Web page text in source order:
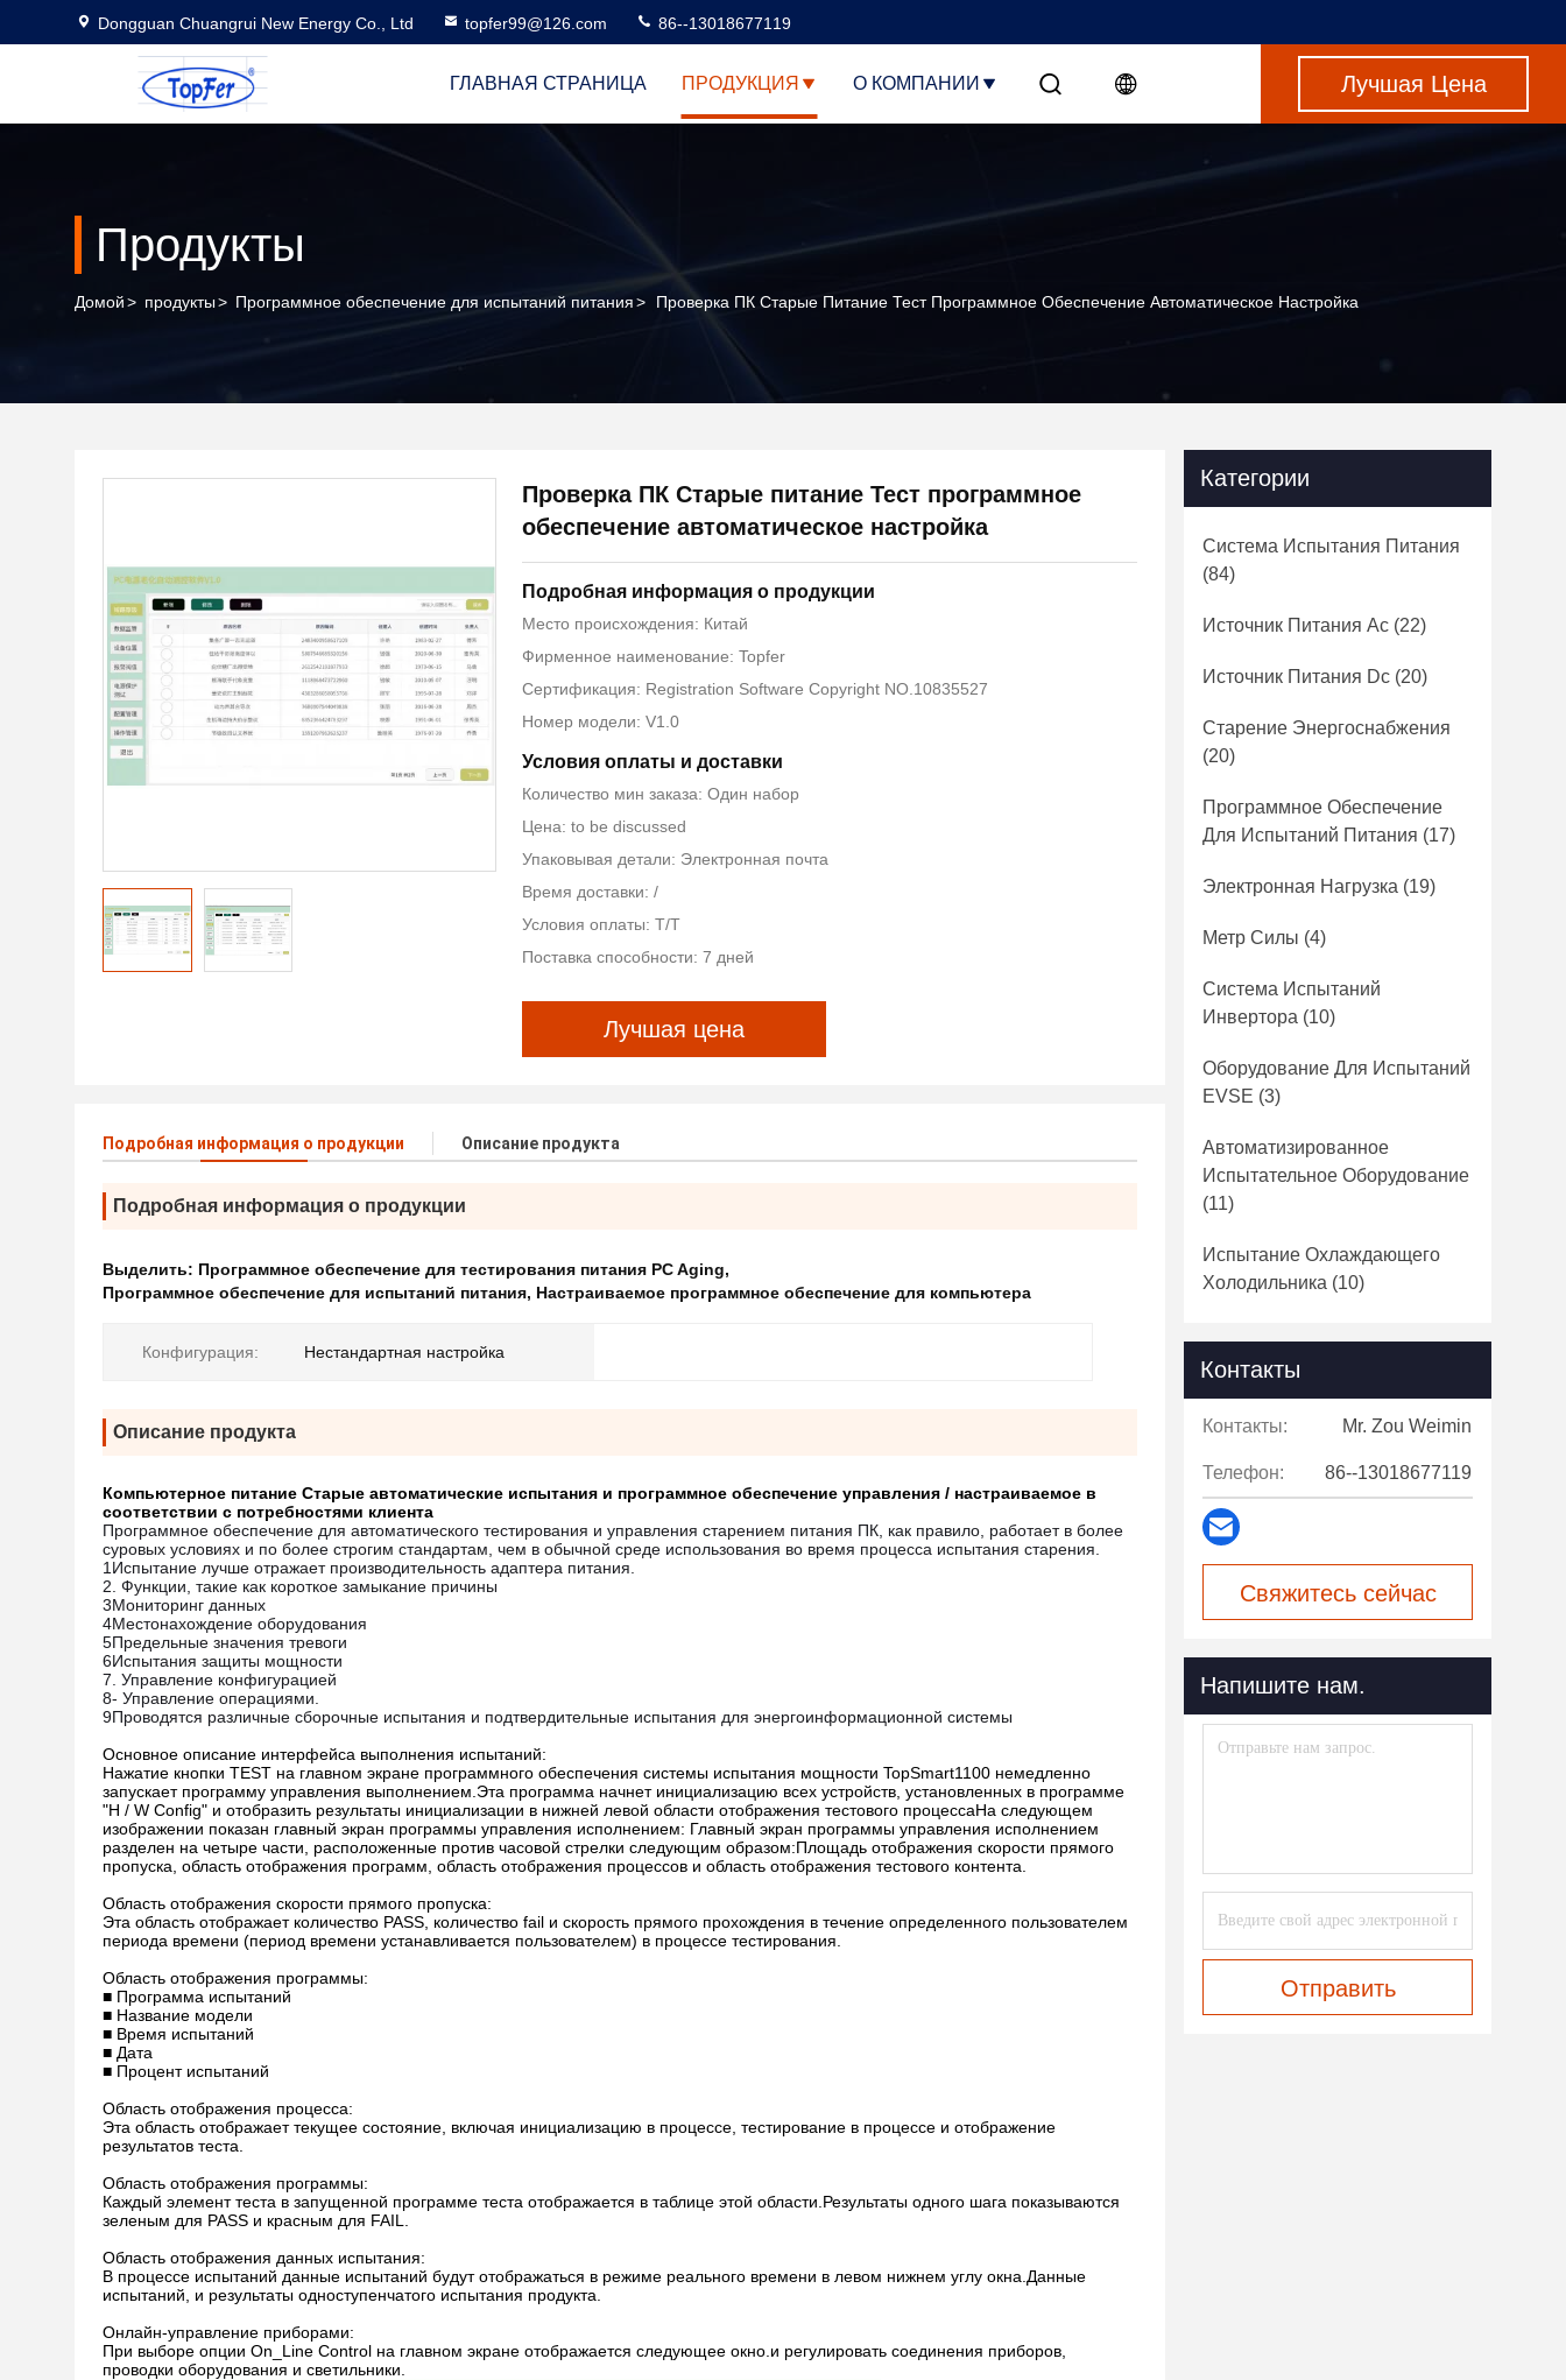
Dongguan Chuangrui New Energy Co., Ltd topfer99@126.com 86--13018677119
ГЛАВНАЯ СТРАНИЦА ПРОДУКЦИЯ О КОМПАНИИ Лучшая Цена
Продукты
Домой> продукты> Программное обеспечение для испытаний питания> Проверка ПК Старые Питание Тест Программное Обеспечение Автоматическое Настройка
Проверка ПК Старые питание Тест программное
обеспечение автоматическое настройка
Подробная информация о продукции
Место происхождения: Китай
Фирменное наименование: Topfer
Сертификация: Registration Software Copyright NO.10835527
Номер модели: V1.0
Условия оплаты и доставки
Количество мин заказа: Один набор
Цена: to be discussed
Упаковывая детали: Электронная почта
Время доставки: /
Условия оплаты: T/T
Поставка способности: 7 дней
Лучшая цена
Подробная информация о продукции Описание продукта
Подробная информация о продукции
Выделить: Программное обеспечение для тестирования питания PC Aging,
Программное обеспечение для испытаний питания, Настраиваемое программное обеспечение для компьютера
Конфигурация: Нестандартная настройка
Описание продукта
Компьютерное питание Старые автоматические испытания и программное обеспечение управления / настраиваемое в
соответствии с потребностями клиента
Программное обеспечение для автоматического тестирования и управления старением питания ПК, как правило, работает в более
суровых условиях и по более строгим стандартам, чем в обычной среде использования во время процесса испытания старения.
1Испытание лучше отражает производительность адаптера питания.
2. Функции, такие как короткое замыкание причины
3Мониторинг данных
4Местонахождение оборудования
5Предельные значения тревоги
6Испытания защиты мощности
7. Управление конфигурацией
8- Управление операциями.
9Проводятся различные сборочные испытания и подтвердительные испытания для энергоинформационной системы
Основное описание интерфейса выполнения испытаний:
Нажатие кнопки TEST на главном экране программного обеспечения системы испытания мощности TopSmart1100 немедленно
запускает программу управления выполнением.Эта программа начнет инициализацию всех устройств, установленных в программе
"H / W Config" и отобразить результаты инициализации в нижней левой области отображения тестового процессаНа следующем
изображении показан главный экран программы управления исполнением: Главный экран программы управления исполнением
разделен на четыре части, расположенные против часовой стрелки следующим образом:Площадь отображения скорости прямого
пропуска, область отображения программ, область отображения процессов и область отображения тестового контента.
Область отображения скорости прямого пропуска:
Эта область отображает количество PASS, количество fail и скорость прямого прохождения в течение определенного пользователем
периода времени (период времени устанавливается пользователем) в процессе тестирования.
Область отображения программы:
■ Программа испытаний
■ Название модели
■ Время испытаний
■ Дата
■ Процент испытаний
Область отображения процесса:
Эта область отображает текущее состояние, включая инициализацию в процессе, тестирование в процессе и отображение
результатов теста.
Область отображения программы:
Каждый элемент теста в запущенной программе теста отображается в таблице этой области.Результаты одного шага показываются
зеленым для PASS и красным для FAIL.
Область отображения данных испытания:
В процессе испытаний данные испытаний будут отображаться в режиме реального времени в левом нижнем углу окна.Данные
испытаний, и результаты одноступенчатого испытания продукта.
Онлайн-управление приборами:
При выборе опции On_Line Control на главном экране отображается следующее окно.и регулировать соединения приборов,
проводки оборудования и светильники.
Категории
Система Испытания Питания
(84)
Источник Питания Ac (22)
Источник Питания Dc (20)
Старение Энергоснабжения
(20)
Программное Обеспечение
Для Испытаний Питания (17)
Электронная Нагрузка (19)
Метр Силы (4)
Система Испытаний
Инвертора (10)
Оборудование Для Испытаний
EVSE (3)
Автоматизированное
Испытательное Оборудование
(11)
Испытание Охлаждающего
Холодильника (10)
Контакты
Контакты: Mr. Zou Weimin
Телефон: 86--13018677119
Свяжитесь сейчас
Напишите нам.
Отправить